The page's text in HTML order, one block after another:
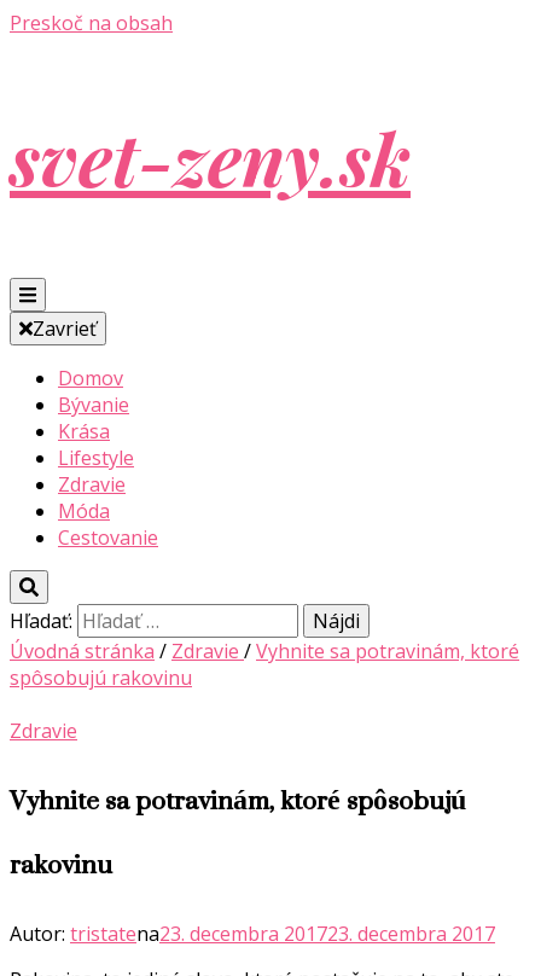
Preskoč na obsah
svet-zeny.sk
Zavrieť
Domov
Bývanie
Krása
Lifestyle
Zdravie
Móda
Cestovanie
Hľadať:
Úvodná stránka / Zdravie /Vyhnite sa potravinám, ktoré
spôsobujú rakovinu
Zdravie
Vyhnite sa potravinám, ktoré spôsobujú
rakovinu
Autor: tristatena23. decembra 201723. decembra 2017